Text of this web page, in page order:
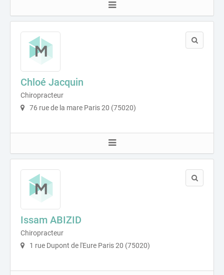
Chloé Jacquin
Chiropracteur
76 rue de la mare Paris 20 (75020)
Issam ABIZID
Chiropracteur
1 rue Dupont de l'Eure Paris 20 (75020)